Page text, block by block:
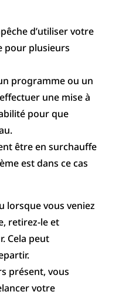
d’utiliser votre
pour plusieurs
programme ou un
une mise à
pour que
être en surchauffe
est dans ce cas
lorsque vous veniez
retirez-le et
Cela peut
présent, vous
votre